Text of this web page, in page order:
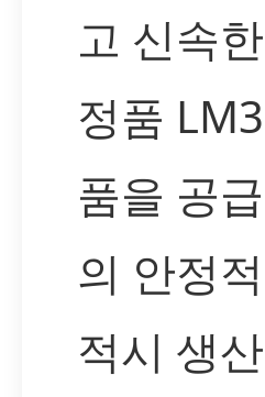
고 신속
정품
품을 공
의 안정
적시 생